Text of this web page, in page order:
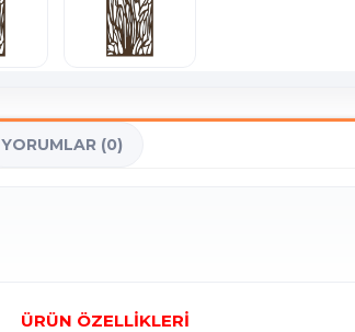
YORUMLAR (0)
ÜRÜN ÖZELLİKLERİ